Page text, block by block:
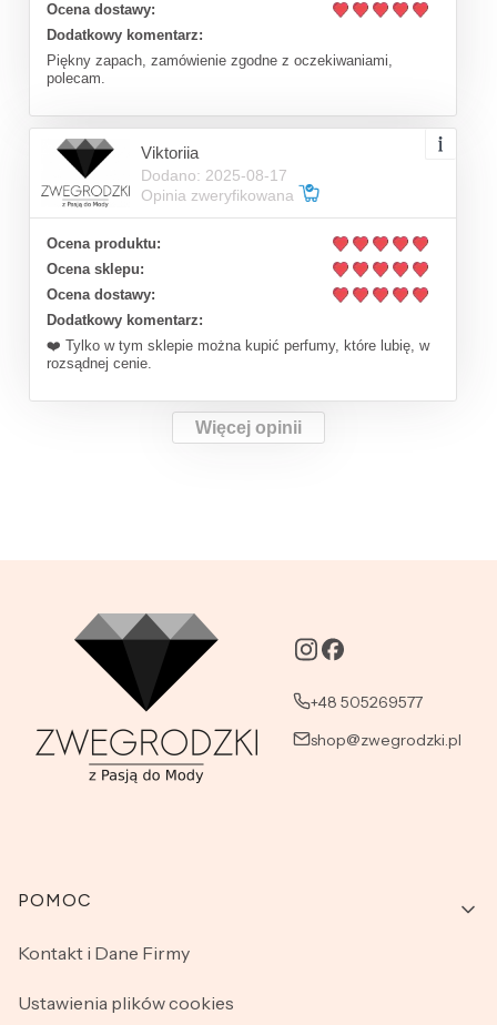
Ocena dostawy:
Dodatkowy komentarz:
Piękny zapach, zamówienie zgodne z oczekiwaniami,
polecam.
Viktoriia
Dodano: 2025-08-17
Opinia zweryfikowana
Ocena produktu:
Ocena sklepu:
Ocena dostawy:
Dodatkowy komentarz:
❤️ Tylko w tym sklepie można kupić perfumy, które lubię, w
rozsądnej cenie.
Więcej opinii
+48 505269577
shop@zwegrodzki.pl
Linki w stopce
POMOC
Kontakt i Dane Firmy
Ustawienia plików cookies